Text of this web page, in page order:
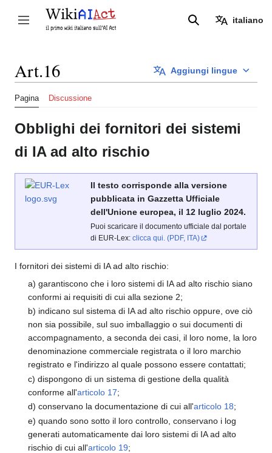
contenuto
Attiva/disattiva la barra laterale Ricerca italiano
Aggiungi lingue
Art.16
Pagina Discussione
Obblighi dei fornitori dei sistemi
di IA ad alto rischio
Il testo corrisponde alla versione
pubblicata in Gazzetta Ufficiale
dell'Unione europea, il 12 luglio 2024.
Puoi scaricare il documento ufficiale dal portale
di EUR-Lex: clicca qui. (PDF, ITA)
I fornitori dei sistemi di IA ad alto rischio:
a) garantiscono che i loro sistemi di IA ad alto rischio siano
conformi ai requisiti di cui alla sezione 2;
b) indicano sul sistema di IA ad alto rischio oppure, ove ciò
non sia possibile, sul suo imballaggio o sui documenti di
accompagnamento, a seconda dei casi, il loro nome, la loro
denominazione commerciale registrata o il loro marchio
registrato e l'indirizzo al quale possono essere contattati;
c) dispongono di un sistema di gestione della qualità
conforme all'articolo 17;
d) conservano la documentazione di cui all'articolo 18;
e) quando sono sotto il loro controllo, conservano i log
generati automaticamente dai loro sistemi di IA ad alto
rischio di cui all'articolo 19;